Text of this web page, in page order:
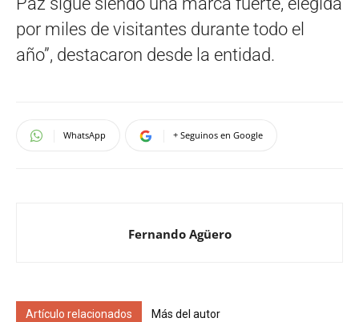
por miles de visitantes durante todo el
año”, destacaron desde la entidad.
WhatsApp + Seguinos en Google
Fernando Agüero
Artículo relacionados Más del autor